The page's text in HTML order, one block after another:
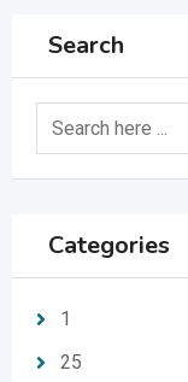
Search
Categories
1
25